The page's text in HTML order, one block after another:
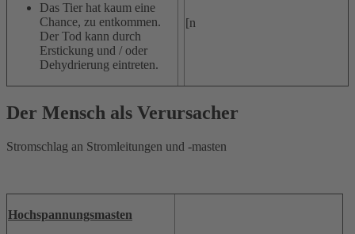
Das Tier hat kaum eine
Chance, zu entkommen.
Der Tod kann durch
Erstickung und / oder
Dehydrierung eintreten.
[n
Der Mensch als Verursacher
Stromschlag an Stromleitungen und -masten
Hochspannungsmasten